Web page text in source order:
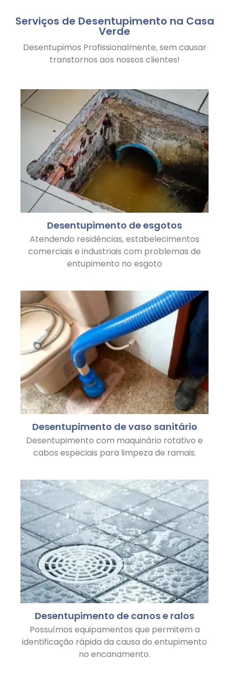
Serviços de Desentupimento na Casa
Verde
Desentupimos Profissionalmente, sem causar
transtornos aos nossos clientes!
Desentupimento de esgotos
Atendendo residências, estabelecimentos
comerciais e industriais com problemas de
entupimento no esgoto
Desentupimento de vaso sanitário
Desentupimento com maquinário rotativo e
cabos especiais para limpeza de ramais.
Desentupimento de canos e ralos
Possuímos equipamentos que permitem a
identificação rápida da causa do entupimento
no encanamento.